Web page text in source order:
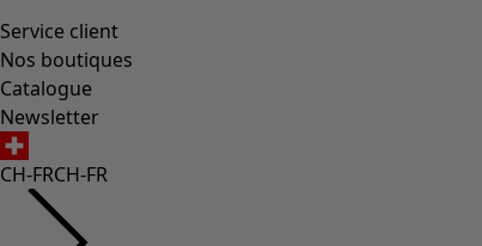
Service client
Nos boutiques
Catalogue
Newsletter
CH-FRCH-FR